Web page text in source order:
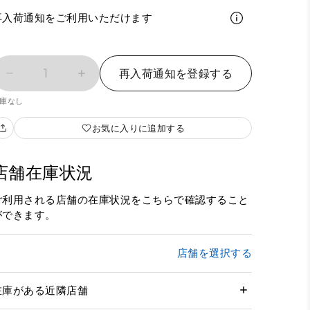
入荷通知をご利用いただけます
1 再入荷通知を登録する
なし
お気に入りに追加する
舗在庫状況
利用される店舗の在庫状況をこちらで確認すること
きます。
店舗を選択する
庫がある近隣店舗